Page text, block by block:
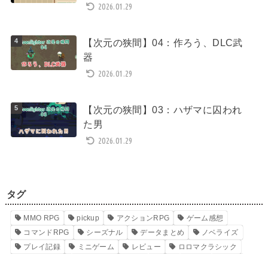
2026.01.29
【次元の狭間】04：作ろう、DLC武
器
2026.01.29
【次元の狭間】03：ハザマに囚われ
た男
2026.01.29
タグ
MMO RPG pickup アクションRPG
ゲーム感想
コマンドRPG
シーズナル データまとめ
ノベライズ
プレイ記録
ミニゲーム レビュー
ロロマクラシック